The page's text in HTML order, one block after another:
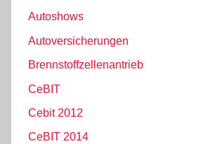
Autoshows
Autoversicherungen
Brennstoffzellenantrieb
CeBIT
Cebit 2012
CeBIT 2014